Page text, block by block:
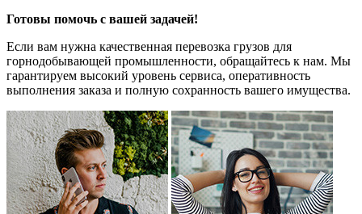
Готовы помочь с вашей задачей!
Если вам нужна качественная перевозка грузов для
горнодобывающей промышленности, обращайтесь к нам. Мы
гарантируем высокий уровень сервиса, оперативность
выполнения заказа и полную сохранность вашего имущества.